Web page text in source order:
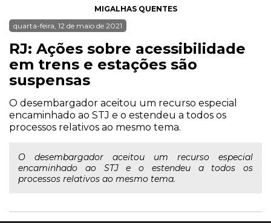
MIGALHAS QUENTES
quarta-feira, 12 de maio de 2021
RJ: Ações sobre acessibilidade
em trens e estações são
suspensas
O desembargador aceitou um recurso especial
encaminhado ao STJ e o estendeu a todos os
processos relativos ao mesmo tema.
O desembargador aceitou um recurso especial
encaminhado ao STJ e o estendeu a todos os
processos relativos ao mesmo tema.